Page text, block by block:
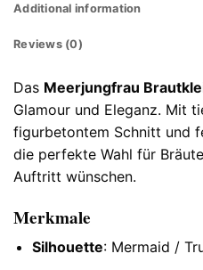
Additional information
Reviews (0)
Das Meerjungfrau
Glamour und Eleganz. Mit
figurbetontem Schnitt und
die perfekte Wahl für
Auftritt wünschen.
Merkmale
Silhouette: Mermaid /